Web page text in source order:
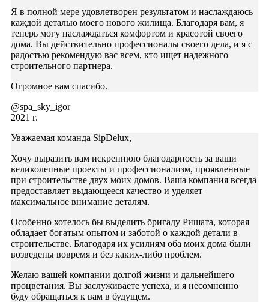
Я в полной мере удовлетворен результатом и наслаждаюсь
каждой деталью моего нового жилища. Благодаря вам, я
теперь могу наслаждаться комфортом и красотой своего
дома. Вы действительно профессионалы своего дела, и я с
радостью рекомендую вас всем, кто ищет надежного
строительного партнера.
Огромное вам спасибо.
@spa_sky_igor
2021 г.
Уважаемая команда SipDelux,
Хочу выразить вам искреннюю благодарность за ваши
великолепные проекты и профессионализм, проявленные
при строительстве двух моих домов. Ваша компания всегда
предоставляет выдающееся качество и уделяет
максимальное внимание деталям.
Особенно хотелось бы выделить бригаду Ришата, которая
обладает богатым опытом и заботой о каждой детали в
строительстве. Благодаря их усилиям оба моих дома были
возведены вовремя и без каких-либо проблем.
Желаю вашей компании долгой жизни и дальнейшего
процветания. Вы заслуживаете успеха, и я несомненно
буду обращаться к вам в будущем.